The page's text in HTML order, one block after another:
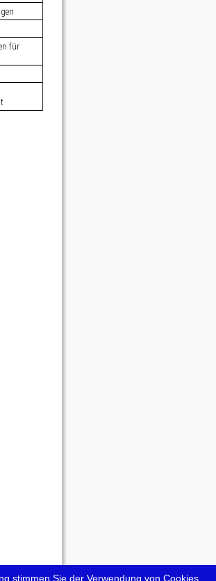
für
stimmen Sie der Verwendung von Cookies